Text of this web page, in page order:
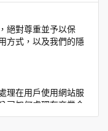
絕對尊重並予以保
方式，以及我們的隱
理在用戶使用網站服
司如何處理在商業合
料。隱私權保護政策